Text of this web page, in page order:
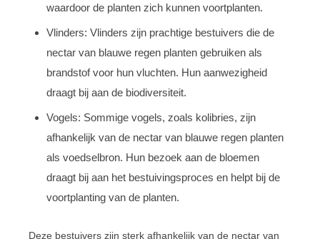
waardoor de planten zich kunnen voortplanten.
Vlinders: Vlinders zijn prachtige bestuivers die de
nectar van blauwe regen planten gebruiken als
brandstof voor hun vluchten. Hun aanwezigheid
draagt bij aan de biodiversiteit.
Vogels: Sommige vogels, zoals kolibries, zijn
afhankelijk van de nectar van blauwe regen planten
als voedselbron. Hun bezoek aan de bloemen
draagt bij aan het bestuivingsproces en helpt bij de
voortplanting van de planten.
Deze bestuivers zijn sterk afhankelijk van de nectar van